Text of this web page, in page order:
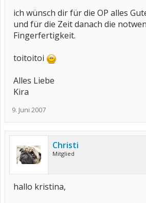
ich wünsch dir für die OP alles
und für die Zeit danach die
Fingerfertigkeit.
toitoitoi
Alles Liebe
Kira
9. Juni 2007
Christi
Mitglied
hallo kristina,